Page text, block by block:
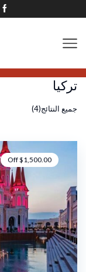
تركيا
جميع النتائج(
4
)
$1,500.00
Off